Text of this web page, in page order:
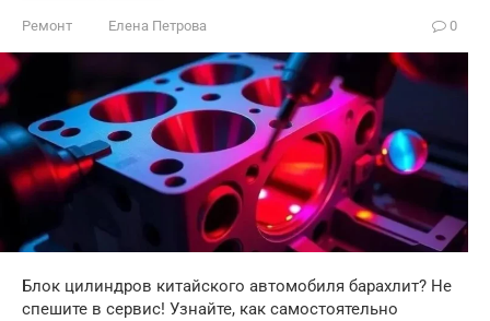
Ремонт Елена Петрова 0
Блок цилиндров китайского автомобиля барахлит? Не
спешите в сервис! Узнайте, как самостоятельно